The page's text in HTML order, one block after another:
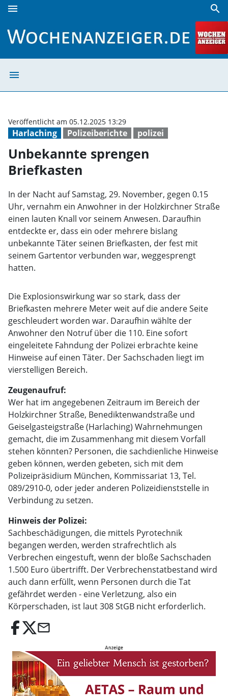
menu search
menu
Harlaching Polizeiberichte polizei
Veröffentlicht am 05.12.2025 13:29
Unbekannte sprengen
Briefkasten
In der Nacht auf Samstag, 29. November, gegen 0.15
Uhr, vernahm ein Anwohner in der Holzkirchner Straße
einen lauten Knall vor seinem Anwesen. Daraufhin
entdeckte er, dass ein oder mehrere bislang
unbekannte Täter seinen Briefkasten, der fest mit
seinem Gartentor verbunden war, weggesprengt
hatten.
Die Explosionswirkung war so stark, dass der
Briefkasten mehrere Meter weit auf die andere Seite
geschleudert worden war. Daraufhin wählte der
Anwohner den Notruf über die 110. Eine sofort
eingeleitete Fahndung der Polizei erbrachte keine
Hinweise auf einen Täter. Der Sachschaden liegt im
vierstelligen Bereich.
Zeugenaufruf:
Wer hat im angegebenen Zeitraum im Bereich der
Holzkirchner Straße, Benediktenwandstraße und
Geiselgasteigstraße (Harlaching) Wahrnehmungen
gemacht, die im Zusammenhang mit diesem Vorfall
stehen könnten? Personen, die sachdienliche Hinweise
geben können, werden gebeten, sich mit dem
Polizeipräsidium München, Kommissariat 13, Tel.
089/2910-0, oder jeder anderen Polizeidienststelle in
Verbindung zu setzen.
Hinweis der Polizei:
Sachbeschädigungen, die mittels Pyrotechnik
begangen werden, werden strafrechtlich als
Verbrechen eingestuft, wenn der bloße Sachschaden
1.500 Euro übertrifft. Der Verbrechenstatbestand wird
auch dann erfüllt, wenn Personen durch die Tat
gefährdet werden - eine Verletzung, also ein
Körperschaden, ist laut 308 StGB nicht erforderlich.
email